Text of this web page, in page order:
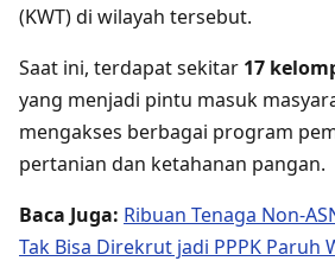
(KWT) di wilayah tersebut.
Saat ini, terdapat sekitar 17
yang menjadi pintu masuk
mengakses berbagai program
pertanian dan ketahanan pangan.
Baca Juga: Ribuan Tenaga Non-
Tak Bisa Direkrut jadi PPPK Paruh